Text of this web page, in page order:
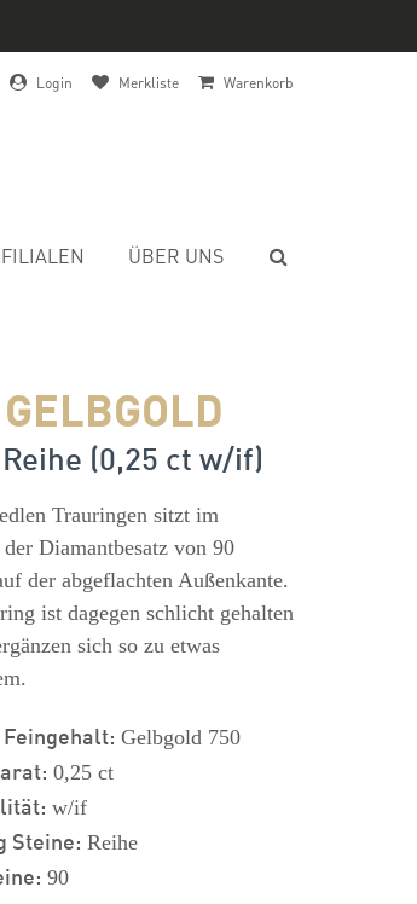
Login Merkliste Warenkorb
FILIALEN ÜBER UNS
(0,25 ct w/if)
Trauringen sitzt im
Diamantbesatz von 90
der abgeflachten Außenkante.
ist dagegen schlicht gehalten
sich so zu etwas
Gelbgold 750
0,25 ct
w/if
Steine: Reihe
90